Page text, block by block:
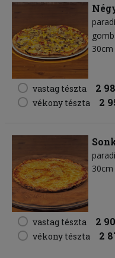
30cm
vastag tészta 2
vékony tészta 2
30cm
vastag tészta 2
vékony tészta 2